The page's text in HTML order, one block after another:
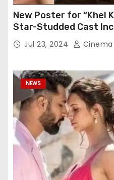
New Poster for “Khel
Star-Studded Cast
Taapsee Pannu,
Jul 23, 2024
NEWS